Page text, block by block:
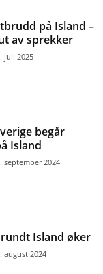
på Island –
av sprekker
juli 2025
begår
Island
september 2024
Island øker
august 2024